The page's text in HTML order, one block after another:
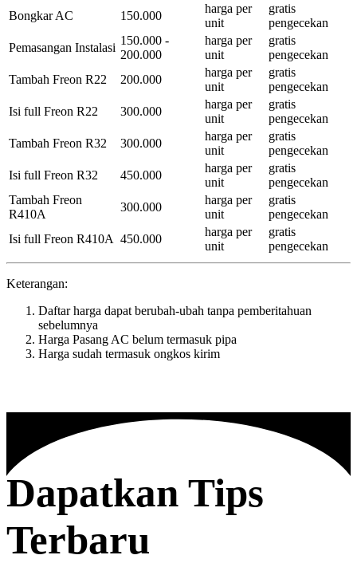
Bongkar AC
150.000
harga per
unit
gratis
pengecekan
Pemasangan Instalasi
150.000 -
200.000
harga per
unit
gratis
pengecekan
Tambah Freon R22
200.000
harga per
unit
gratis
pengecekan
Isi full Freon R22
300.000
harga per
unit
gratis
pengecekan
Tambah Freon R32
300.000
harga per
unit
gratis
pengecekan
Isi full Freon R32
450.000
harga per
unit
gratis
pengecekan
Tambah Freon
R410A
300.000
harga per
unit
gratis
pengecekan
Isi full Freon R410A 450.000
harga per
unit
gratis
pengecekan
Keterangan:
Daftar harga dapat berubah-ubah tanpa pemberitahuan
sebelumnya
Harga Pasang AC belum termasuk pipa
Harga sudah termasuk ongkos kirim
Dapatkan Tips
Terbaru